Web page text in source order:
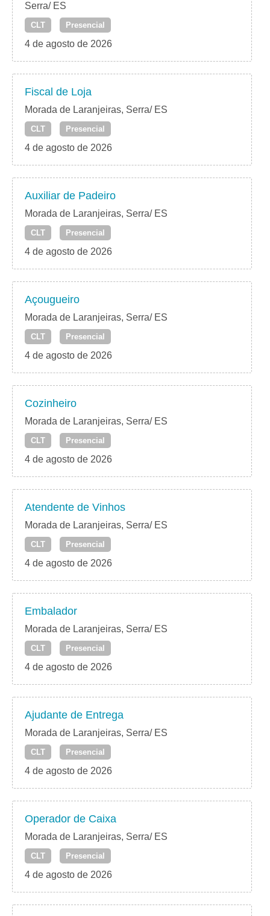
Serra/ ES
CLT Presencial
4 de agosto de 2026
Fiscal de Loja
Morada de Laranjeiras, Serra/ ES
CLT Presencial
4 de agosto de 2026
Auxiliar de Padeiro
Morada de Laranjeiras, Serra/ ES
CLT Presencial
4 de agosto de 2026
Açougueiro
Morada de Laranjeiras, Serra/ ES
CLT Presencial
4 de agosto de 2026
Cozinheiro
Morada de Laranjeiras, Serra/ ES
CLT Presencial
4 de agosto de 2026
Atendente de Vinhos
Morada de Laranjeiras, Serra/ ES
CLT Presencial
4 de agosto de 2026
Embalador
Morada de Laranjeiras, Serra/ ES
CLT Presencial
4 de agosto de 2026
Ajudante de Entrega
Morada de Laranjeiras, Serra/ ES
CLT Presencial
4 de agosto de 2026
Operador de Caixa
Morada de Laranjeiras, Serra/ ES
CLT Presencial
4 de agosto de 2026